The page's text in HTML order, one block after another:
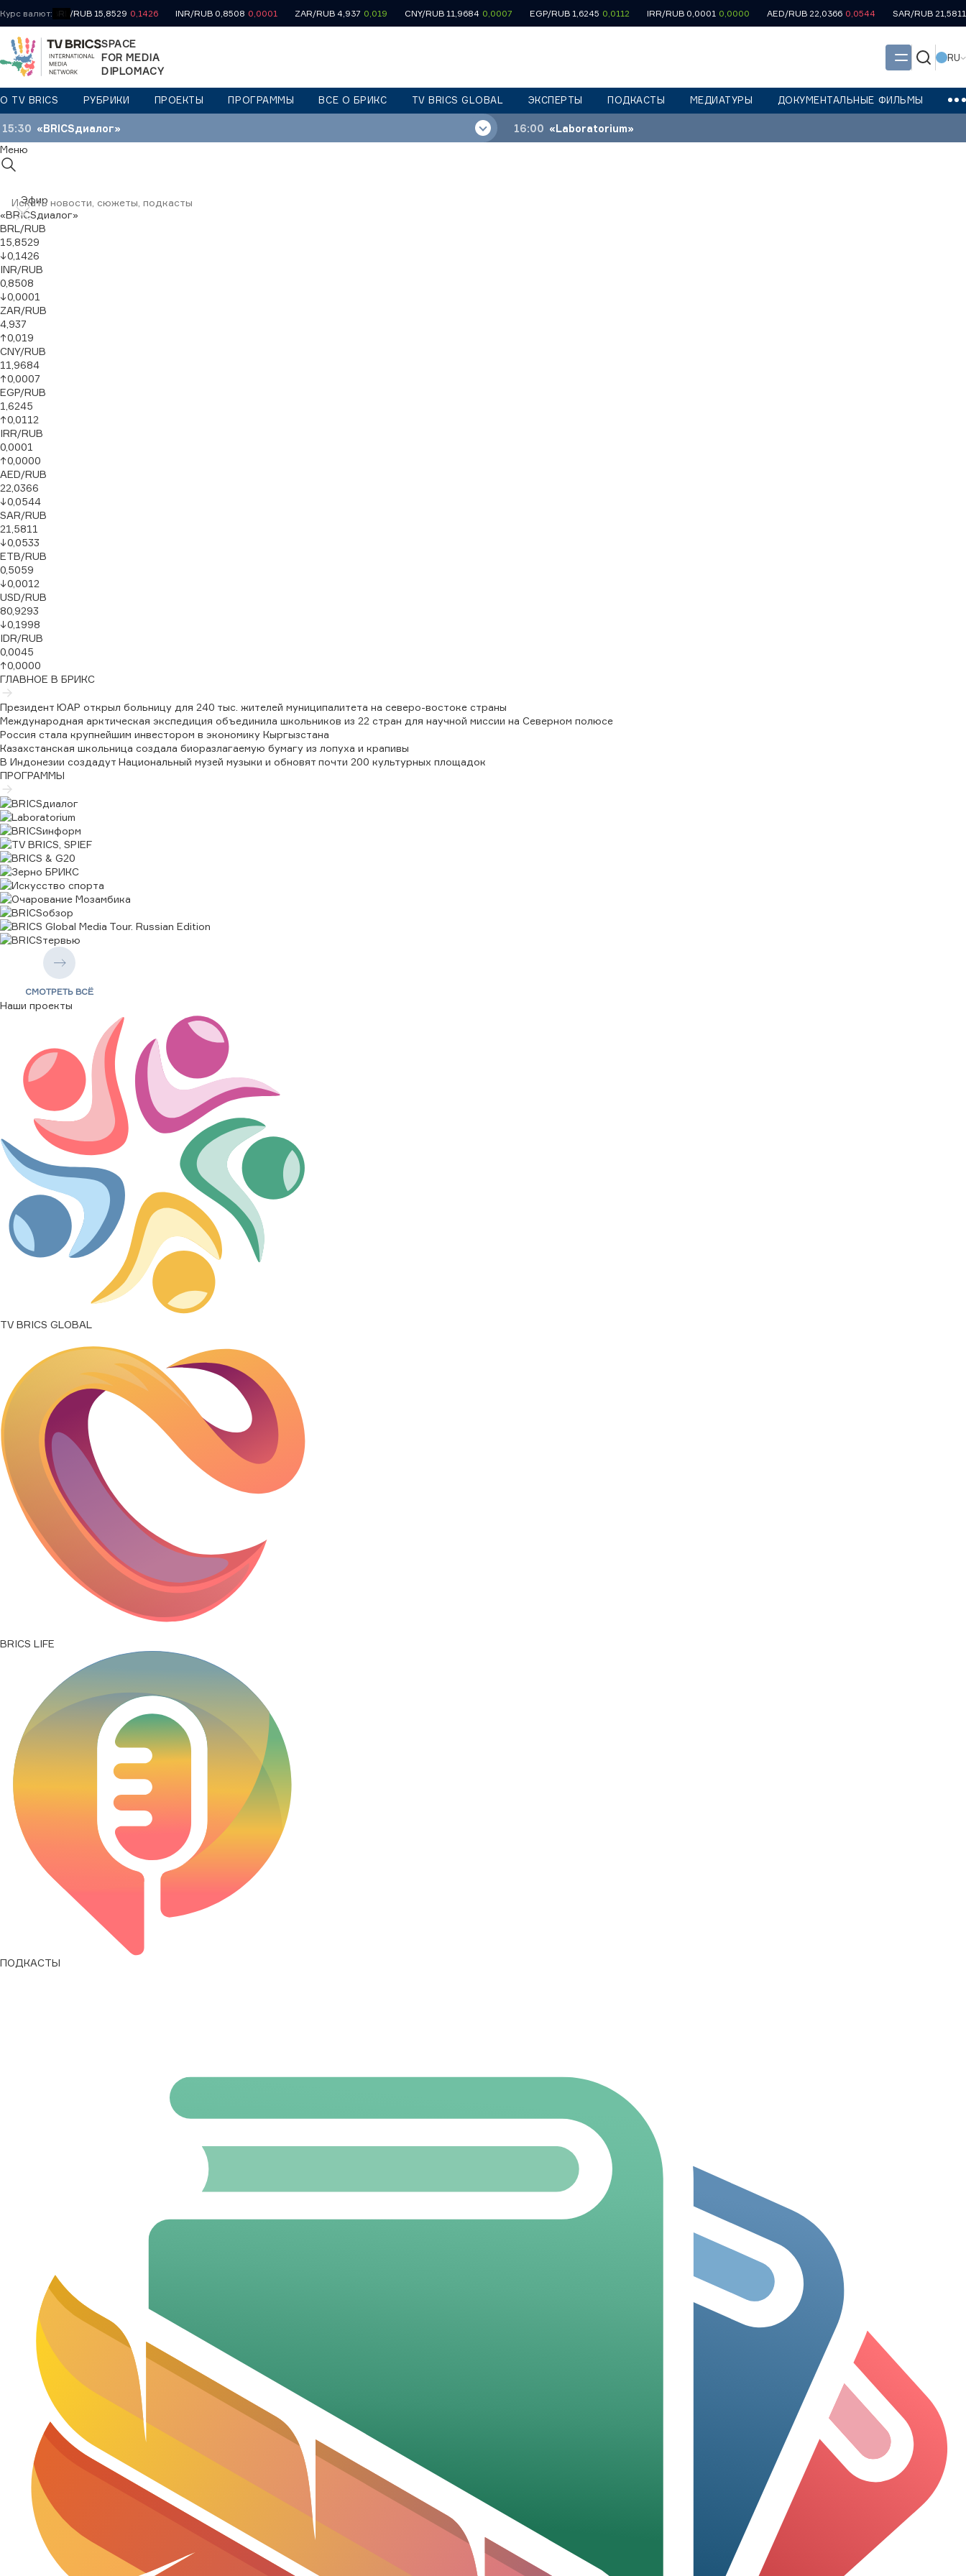
Курс валют: BRL/RUB 15,8529 0,1426 INR/RUB 0,8508 0,0001 ZAR/RUB 4,937 0,019 CNY/RUB 11,9684 0,0007 EGP/RUB 1,6245 0,0112 IRR/RUB 0,0001 0,0000 AED/RUB 22,0366 0,0544 SAR/RUB 21,5811
SPACE
FOR MEDIA
DIPLOMACY
RU
О TV BRICS РУБРИКИ ПРОЕКТЫ ПРОГРАММЫ ВСЕ О БРИКС TV BRICS GLOBAL ЭКСПЕРТЫ ПОДКАСТЫ МЕДИАТУРЫ ДОКУМЕНТАЛЬНЫЕ ФИЛЬМЫ
15:30 «BRICSдиалог» 16:00 «Laboratorium»
Меню
Эфир
«BRICSдиалог»
BRL/RUB
15,8529
↓0,1426
INR/RUB
0,8508
↓0,0001
ZAR/RUB
4,937
↑0,019
CNY/RUB
11,9684
↑0,0007
EGP/RUB
1,6245
↑0,0112
IRR/RUB
0,0001
↑0,0000
AED/RUB
22,0366
↓0,0544
SAR/RUB
21,5811
↓0,0533
ETB/RUB
0,5059
↓0,0012
USD/RUB
80,9293
↓0,1998
IDR/RUB
0,0045
↑0,0000
ГЛАВНОЕ В БРИКС
Президент ЮАР открыл больницу для 240 тыс. жителей муниципалитета на северо-востоке страны
Международная арктическая экспедиция объединила школьников из 22 стран для научной миссии на Северном полюсе
Россия стала крупнейшим инвестором в экономику Кыргызстана
Казахстанская школьница создала биоразлагаемую бумагу из лопуха и крапивы
В Индонезии создадут Национальный музей музыки и обновят почти 200 культурных площадок
ПРОГРАММЫ
СМОТРЕТЬ ВСЁ
Наши проекты
TV BRICS GLOBAL
BRICS LIFE
ПОДКАСТЫ